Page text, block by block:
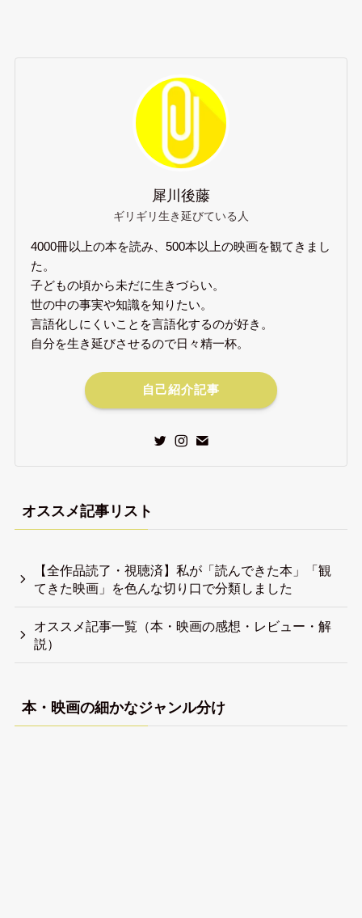
犀川後藤
ギリギリ生き延びている人
4000冊以上の本を読み、500本以上の映画を観てきまし
た。
子どもの頃から未だに生きづらい。
世の中の事実や知識を知りたい。
言語化しにくいことを言語化するのが好き。
自分を生き延びさせるので日々精一杯。
自己紹介記事
オススメ記事リスト
【全作品読了・視聴済】私が「読んできた本」「観
てきた映画」を色んな切り口で分類しました
オススメ記事一覧（本・映画の感想・レビュー・解
説）
本・映画の細かなジャンル分け